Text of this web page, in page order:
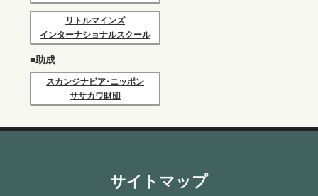
リトルマインズ
インターナショナルスクール
■助成
スカンジナビア･ニッポン
ササカワ財団
サイトマップ